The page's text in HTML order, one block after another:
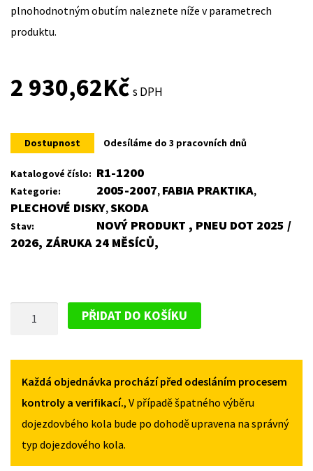
plnohodnotným obutím naleznete níže v parametrech
produktu.
2 930,62Kč s DPH
Dostupnost Odesíláme do 3 pracovních dnů
Katalogové číslo: R1-1200
Kategorie: 2005-2007, FABIA PRAKTIKA,
PLECHOVÉ DISKY,SKODA
Stav:
NOVÝ PRODUKT , PNEU DOT 2025 /
2026, ZÁRUKA 24 MĚSÍCŮ,
SKODA
FABIA
PRAKTIKA
MNOŽSTVÍ
PŘIDAT DO KOŠÍKU
Každá objednávka prochází před odesláním procesem
kontroly a verifikací., V případě špatného výběru
dojezdovbého kola bude po dohodě upravena na správný
typ dojezdového kola.